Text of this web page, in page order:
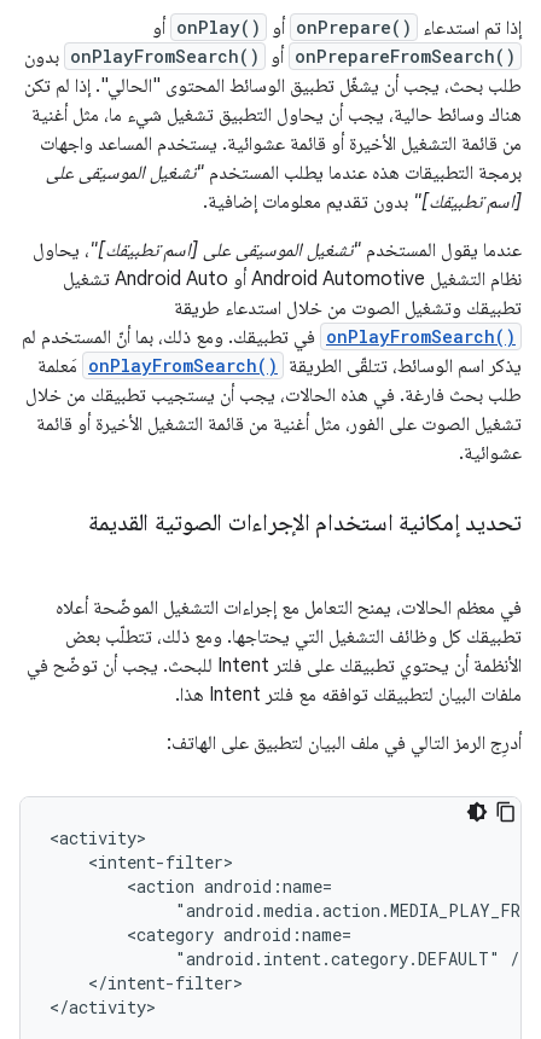
إذا تم استدعاء onPrepare() أو onPlay() أو
onPrepareFromSearch() أو onPlayFromSearch() بدون
طلب بحث، يجب أن يشغّل تطبيق الوسائط المحتوى "الحالي". إذا لم تكن
هناك وسائط حالية، يجب أن يحاول التطبيق تشغيل شيء ما، مثل أغنية
من قائمة التشغيل الأخيرة أو قائمة عشوائية. يستخدم المساعد واجهات
برمجة التطبيقات هذه عندما يطلب المستخدم "تشغيل الموسيقى على
[اسم تطبيقك]" بدون تقديم معلومات إضافية.
عندما يقول المستخدم "تشغيل الموسيقى على [اسم تطبيقك]"، يحاول
نظام التشغيل Android Automotive أو Android Auto تشغيل
تطبيقك وتشغيل الصوت من خلال استدعاء طريقة
onPlayFromSearch() في تطبيقك. ومع ذلك، بما أنّ المستخدم لم
يذكر اسم الوسائط، تتلقّى الطريقة
onPlayFromSearch() مَعلمة
طلب بحث فارغة. في هذه الحالات، يجب أن يستجيب تطبيقك من خلال
تشغيل الصوت على الفور، مثل أغنية من قائمة التشغيل الأخيرة أو قائمة
عشوائية.
تحديد إمكانية استخدام الإجراءات الصوتية القديمة
في معظم الحالات، يمنح التعامل مع إجراءات التشغيل الموضّحة أعلاه
تطبيقك كل وظائف التشغيل التي يحتاجها. ومع ذلك، تتطلّب بعض
الأنظمة أن يحتوي تطبيقك على فلتر Intent للبحث. يجب أن توضّح في
ملفات البيان لتطبيقك توافقه مع فلتر Intent هذا.
أدرِج الرمز التالي في ملف البيان لتطبيق على الهاتف:
<action
<category
"android.intent.category.DEFAULT"
</intent-filter>